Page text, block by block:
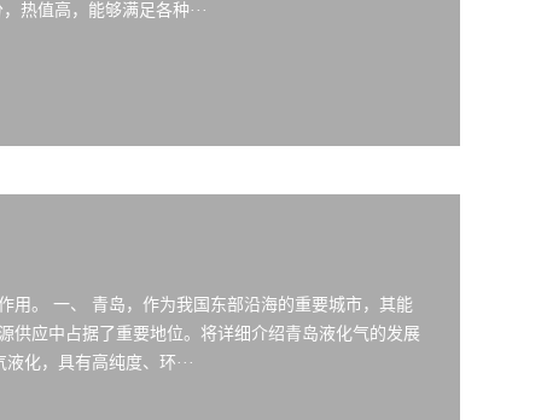
热值高，能够满足各种···
用。 一、 青岛，作为我国东部沿海的重要城市，其能
供应中占据了重要地位。将详细介绍青岛液化气的发展
化，具有高纯度、环···